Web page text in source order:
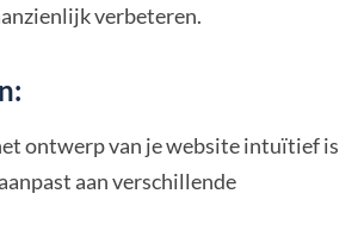
verbeteren.
ontwerp van je website intuïtief is
aan verschillende